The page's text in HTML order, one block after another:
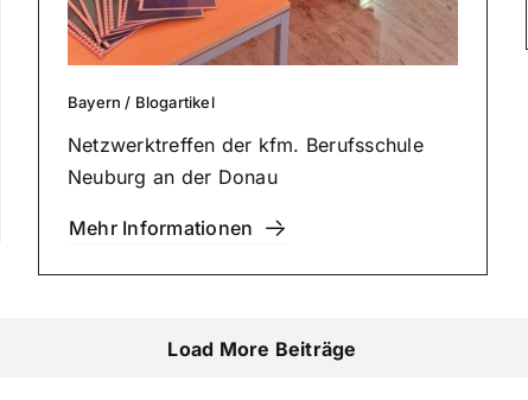
Bayern / Blog­ar­ti­kel
Netz­werktref­fen der kfm. Berufs­schu­le
Neuburg an der Donau
Mehr Infor­ma­tio­nen
Load More Beiträge